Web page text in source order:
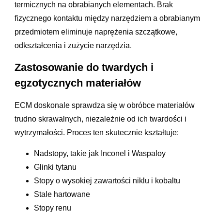
termicznych na obrabianych elementach. Brak
fizycznego kontaktu między narzędziem a obrabianym
przedmiotem eliminuje naprężenia szczątkowe,
odkształcenia i zużycie narzędzia.
Zastosowanie do twardych i
egzotycznych materiałów
ECM doskonale sprawdza się w obróbce materiałów
trudno skrawalnych, niezależnie od ich twardości i
wytrzymałości. Proces ten skutecznie kształtuje:
Nadstopy, takie jak Inconel i Waspaloy
Glinki tytanu
Stopy o wysokiej zawartości niklu i kobaltu
Stale hartowane
Stopy renu